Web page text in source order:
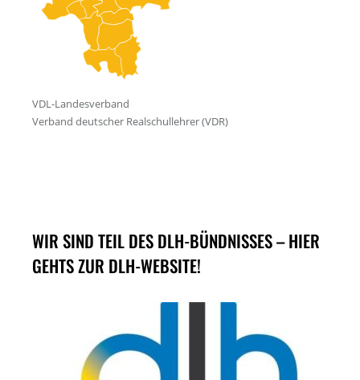
WIR SIND TEIL DES DLH-BÜNDNISSES – HIER
GEHTS ZUR DLH-WEBSITE!